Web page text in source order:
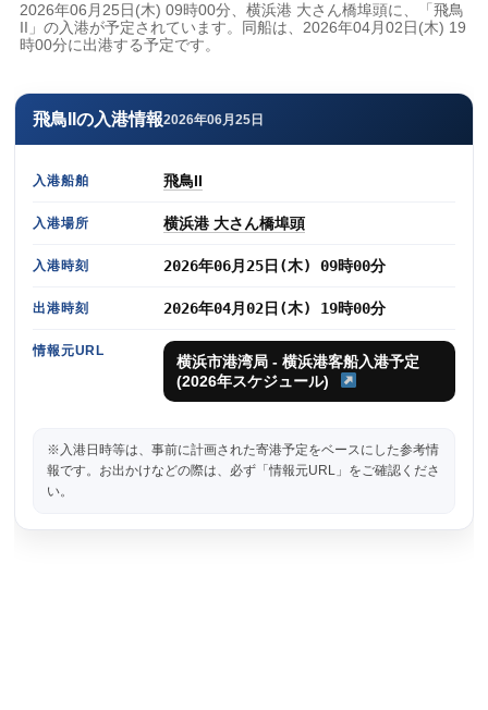
2026年06月25日(木) 09時00分、横浜港 大さん橋埠頭に、「飛鳥
II」の入港が予定されています。同船は、2026年04月02日(木) 19
時00分に出港する予定です。
飛鳥IIの入港情報2026年06月25日
入港船舶 飛鳥II
入港場所 横浜港 大さん橋埠頭
入港時刻 2026年06月25日(木) 09時00分
出港時刻 2026年04月02日(木) 19時00分
情報元URL
横浜市港湾局 - 横浜港客船入港予定
(2026年スケジュール)
※入港日時等は、事前に計画された寄港予定をベースにした参考情
報です。お出かけなどの際は、必ず「情報元URL」をご確認くださ
い。
ログイン状態を保持
新規登録 パスワードを忘れた方